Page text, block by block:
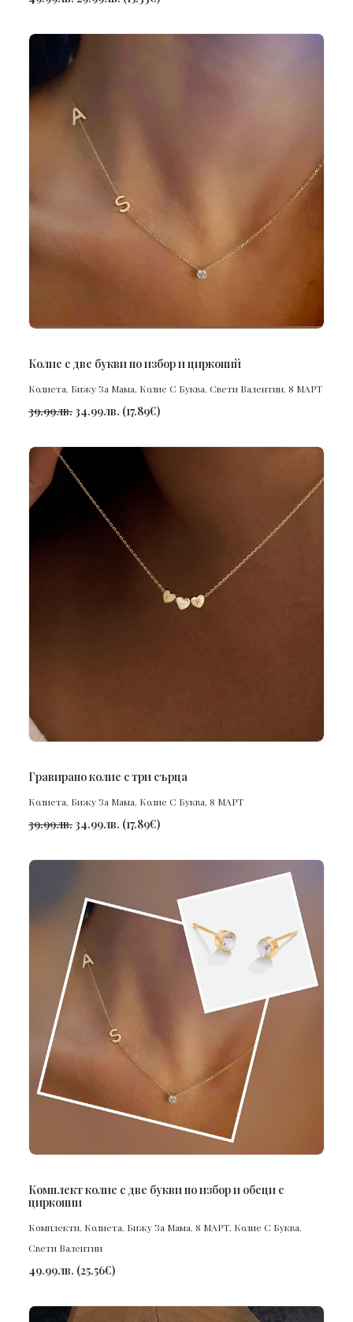
ПОРЪЧАЙ
Колие с две букви по избор и цирконий
Колиета, Бижу За Мама, Колие С Буква, Свети Валентин, 8 МАРТ
39.99лв. 34.99лв. (17.89€)
ПОРЪЧАЙ
Гравирано колие с три сърца
Колиета, Бижу За Мама, Колие С Буква, 8 МАРТ
39.99лв. 34.99лв. (17.89€)
ПОРЪЧАЙ
Комплект колие с две букви по избор и обеци с
цирконии
Комплекти, Колиета, Бижу За Мама, 8 МАРТ, Колие С Буква,
Свети Валентин
49.99лв. (25.56€)